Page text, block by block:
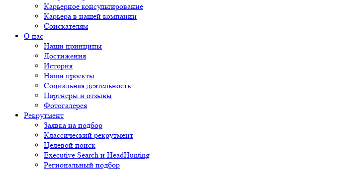
Карьерное консультирование
Карьера в нашей компании
Соискателям
О нас
Наши принципы
Достижения
История
Наши проекты
Социальная деятельность
Партнеры и отзывы
Фотогалерея
Рекрутмент
Заявка на подбор
Классический рекрутмент
Целевой поиск
Executive Search и HeadHunting
Региональный подбор